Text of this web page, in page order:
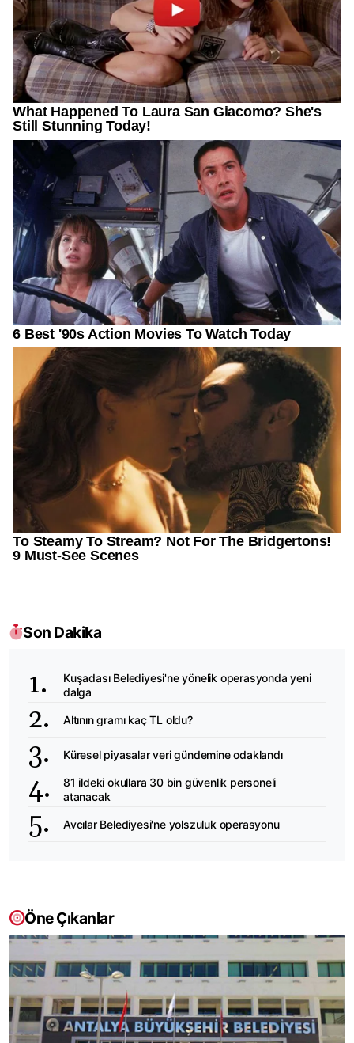
Son Dakika
Kuşadası Belediyesi'ne yönelik operasyonda yeni
dalga
Altının gramı kaç TL oldu?
Küresel piyasalar veri gündemine odaklandı
81 ildeki okullara 30 bin güvenlik personeli
atanacak
Avcılar Belediyesi'ne yolszuluk operasyonu
Öne Çıkanlar